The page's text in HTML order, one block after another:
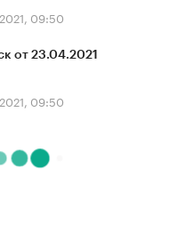
09:50
от 23.04.2021
09:50